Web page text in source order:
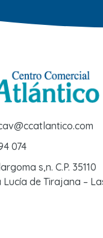
074
s,n. C.P. 35110
Lucía de Tirajana –